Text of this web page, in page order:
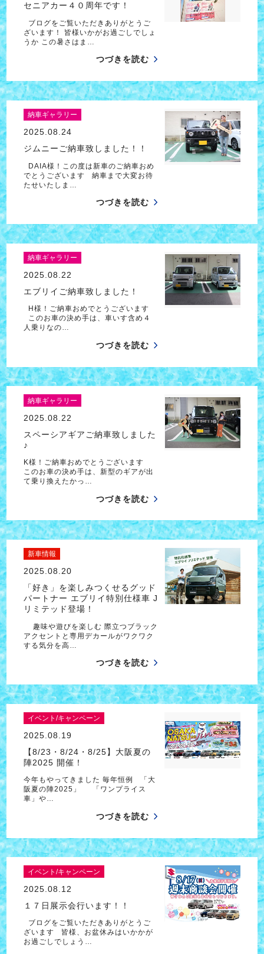
セニアカー４０周年です！
ブログをご覧いただきありがとうご
ざいます！ 皆様いかがお過ごしでしょ
うか この暑さはま…
つづきを読む
納車ギャラリー
2025.08.24
ジムニーご納車致しました！！
DAIA様！この度は新車のご納車おめ
でとうございます 納車まで大変お待
たせいたしま…
つづきを読む
納車ギャラリー
2025.08.22
エブリイご納車致しました！
H様！ご納車おめでとうございます
このお車の決め手は、車いす含め４
人乗りなの…
つづきを読む
納車ギャラリー
2025.08.22
スペーシアギアご納車致しました
♪
K様！ご納車おめでとうございます
このお車の決め手は、新型のギアが出
て乗り換えたかっ…
つづきを読む
新車情報
2025.08.20
「好き」を楽しみつくせるグッド
パートナー エブリイ特別仕様車 J
リミテッド登場！
趣味や遊びを楽しむ 際立つブラック
アクセントと専用デカールがワクワク
する気分を高…
つづきを読む
イベント/キャンペーン
2025.08.19
【8/23・8/24・8/25】大阪夏の
陣2025 開催！
今年もやってきました 毎年恒例 「大
阪夏の陣2025」 「ワンプライス
車」や…
つづきを読む
イベント/キャンペーン
2025.08.12
１７日展示会行います！！
ブログをご覧いただきありがとうご
ざいます 皆様、お盆休みはいかかが
お過ごしでしょう…